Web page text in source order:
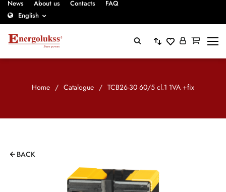
News About us Contacts
FAQ
English
Home / Catalogue / TCB26-30 60/5 cl.1 1VA +fix
BACK